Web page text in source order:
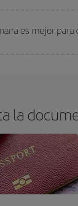
es mejor
la